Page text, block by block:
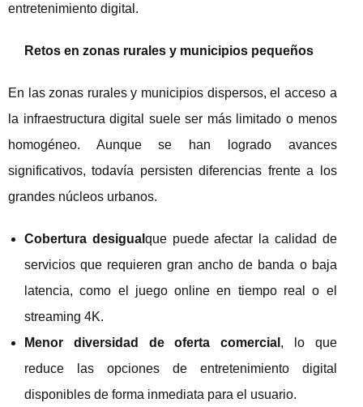
entretenimiento digital.
Retos en zonas rurales y municipios pequeños
En las zonas rurales y municipios dispersos, el acceso a
la infraestructura digital suele ser más limitado o menos
homogéneo. Aunque se han logrado avances
significativos, todavía persisten diferencias frente a los
grandes núcleos urbanos.
Cobertura desigual que puede afectar la calidad de
servicios que requieren gran ancho de banda o baja
latencia, como el juego online en tiempo real o el
streaming 4K.
Menor diversidad de oferta comercial , lo que
reduce las opciones de entretenimiento digital
disponibles de forma inmediata para el usuario.